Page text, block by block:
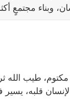
وبناء مجتمعٍ
طيب الله
قلبه، يسير